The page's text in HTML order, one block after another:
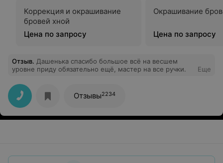
Коррекция и окрашивание
бровей хной
Цена по запросу
Окрашивание
Цена по запросу
Отзыв. Дашенька спасибо большое всё на весшем
уровне приду обязательно ещё, мастер на все ручки.
Еще
Отзывы2234